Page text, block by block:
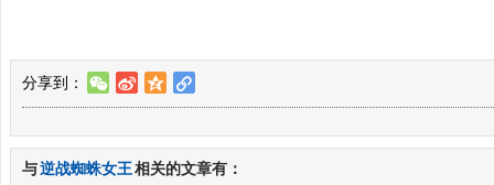
分享到： w t z l
与逆战蜘蛛女王相关的文章有：